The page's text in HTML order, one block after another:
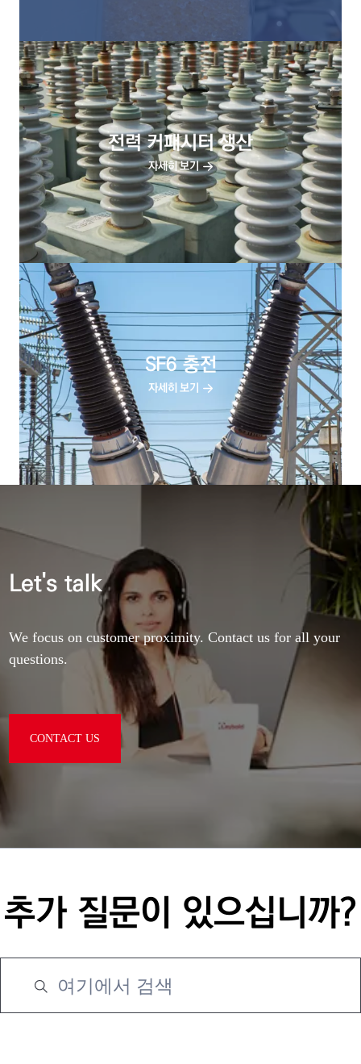
전력 커패시터 생산
자세히 보기
SF6 충전
자세히 보기
Let's talk
We focus on customer proximity. Contact us for all your
questions.
CONTACT US
추가 질문이 있으십니까?